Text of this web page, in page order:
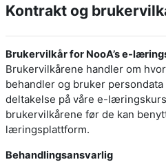
Kontrakt og
Brukervilkår for NooA’s e-
Brukervilkårene handler om
behandler og bruker
deltakelse på våre e-
brukervilkårene før de kan
læringsplattform.
Behandlingsansvarlig